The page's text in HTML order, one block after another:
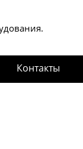
Контакты